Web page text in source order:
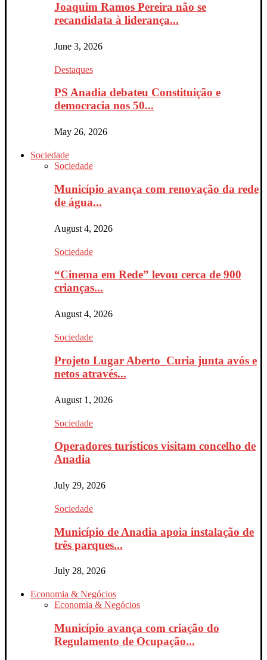
Joaquim Ramos Pereira não se
recandidata à liderança...
June 3, 2026
Destaques
PS Anadia debateu Constituição e
democracia nos 50...
May 26, 2026
Sociedade
Sociedade
Município avança com renovação da rede
de água...
August 4, 2026
Sociedade
“Cinema em Rede” levou cerca de 900
crianças...
August 4, 2026
Sociedade
Projeto Lugar Aberto_Curia junta avós e
netos através...
August 1, 2026
Sociedade
Operadores turísticos visitam concelho de
Anadia
July 29, 2026
Sociedade
Município de Anadia apoia instalação de
três parques...
July 28, 2026
Economia & Negócios
Economia & Negócios
Município avança com criação do
Regulamento de Ocupação...